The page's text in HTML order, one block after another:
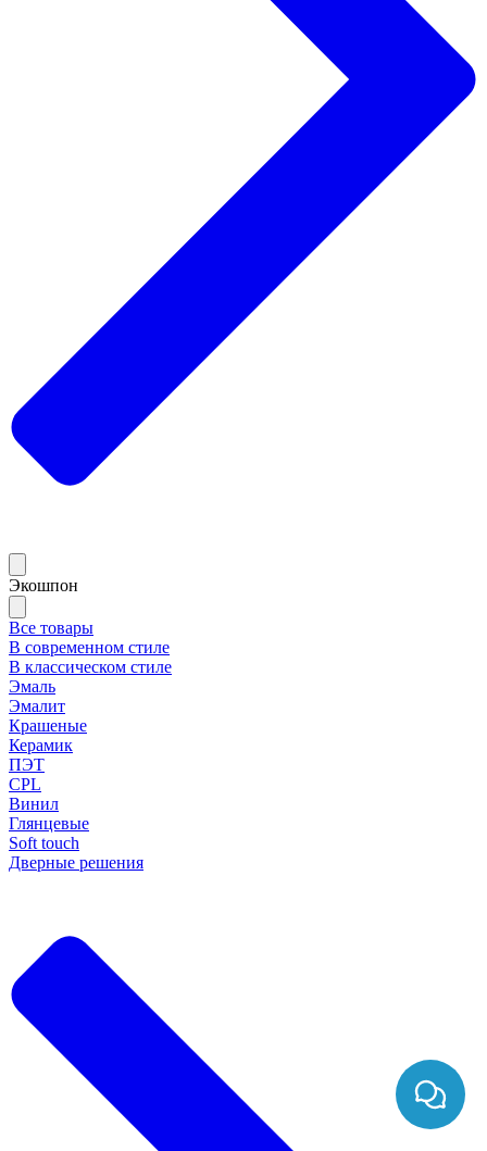
Экошпон
Все товары
В современном стиле
В классическом стиле
Эмаль
Эмалит
Крашеные
Керамик
ПЭТ
CPL
Винил
Глянцевые
Soft touch
Дверные решения